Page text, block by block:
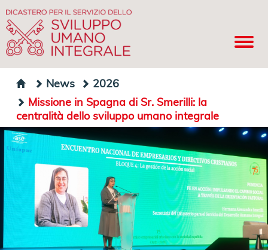
News
2026
Missione in Spagna di Sr. Smerilli: la
centralità dello sviluppo umano integrale